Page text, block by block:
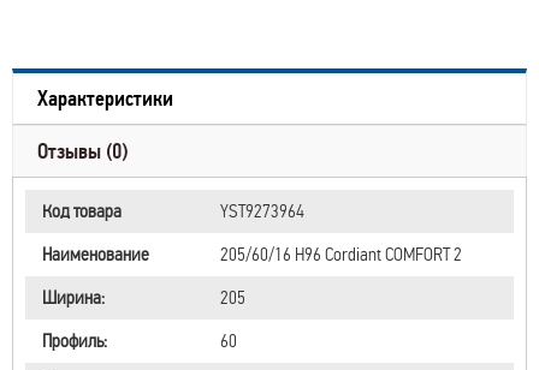
Характеристики
Отзывы (0)
Код товара
YST9273964
Наименование
205/60/16 H96 Cordiant COMFORT 2
Ширина:
205
Профиль:
60